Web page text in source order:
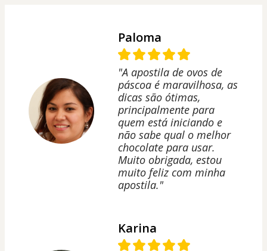
Paloma
"A apostila de ovos de
páscoa é maravilhosa, as
dicas são ótimas,
principalmente para
quem está iniciando e
não sabe qual o melhor
chocolate para usar.
Muito obrigada, estou
muito feliz com minha
apostila."
Karina